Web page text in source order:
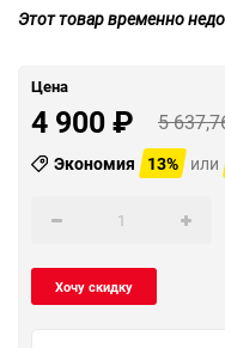
Этот товар временно
Цена
4 900₽ 5
Экономия 13% или